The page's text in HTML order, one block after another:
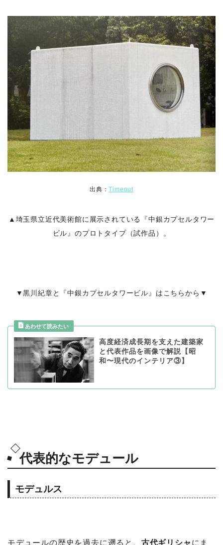
出典：Timeout
▲埼玉県立近代美術館に展示されている『中銀カプセルタワー
ビル』のプロトタイプ（試作品）。
▼黒川紀章と『中銀カプセルタワービル』はこちらから▼
高度経済成長期を支えた建築家
と代表作品を画像で解説【昭
和〜現代のインテリア③】
代表的なモデュール
モデュルス
モデュールの歴史を過去に遡ると、 古代ギリシャ にま